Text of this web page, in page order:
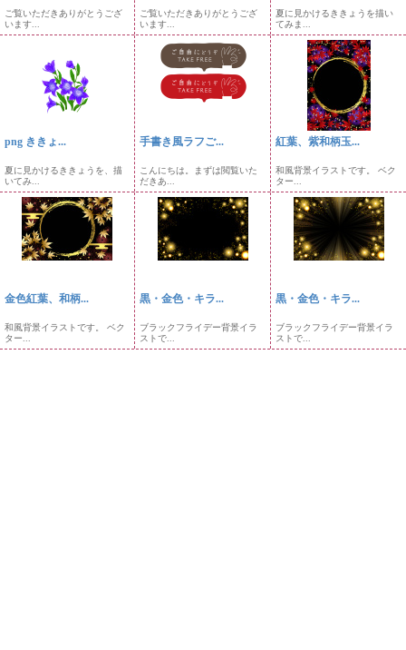
ご覧いただきありがとうござ
います...
ご覧いただきありがとうござ
います...
夏に見かけるききょうを描い
てみま...
png ききょ...
夏に見かけるききょうを、描
いてみ...
手書き風ラフご...
こんにちは。まずは閲覧いた
だきあ...
紅葉、紫和柄玉...
和風背景イラストです。 ベク
ター...
金色紅葉、和柄...
和風背景イラストです。 ベク
ター...
黒・金色・キラ...
ブラックフライデー背景イラ
ストで...
黒・金色・キラ...
ブラックフライデー背景イラ
ストで...